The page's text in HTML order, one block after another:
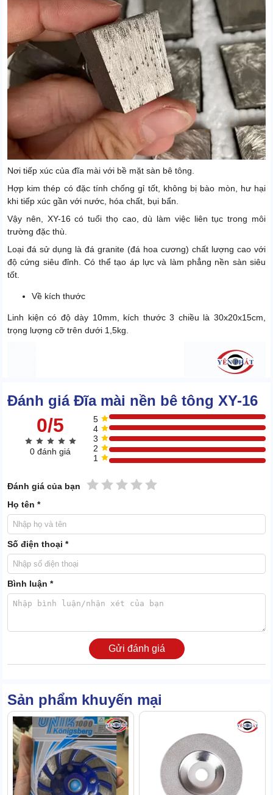
Nơi tiếp xúc của đĩa mài với bề mặt sàn bê tông.
Hợp kim thép có đặc tính chống gỉ tốt, không bị bào mòn, hư hại
khi tiếp xúc gần với nước, hóa chất, bụi bẩn.
Vậy nên, XY-16 có tuổi thọ cao, dù làm việc liên tục trong môi
trường đặc thù.
Loại đá sử dụng là đá granite (đá hoa cương) chất lượng cao với
độ cứng siêu đỉnh. Có thể tạo áp lực và làm phẳng nền sàn siêu
tốt.
Về kích thước
Linh kiện có độ dày 10mm, kích thước 3 chiều là 30x20x15cm,
trọng lượng cỡ trên dưới 1,5kg.
Trọng lượng đĩa mài không đáng kể, kích thước của phụ tùng này
cũng khá nhỏ gọn. Bạn có thể đóng gói, mang theo cực dễ dàng.
Về kiểu dáng, kết cấu
Sản phẩm có hình thù khá đặc biệt, đường viền uốn lượn mềm
Khung của đĩa mài được gắn chặt với phiến đá. Số lượng phiến đá
ở mặt dưới là 2 chiếc, có tạo hình na ná hình chữ nhật, ăn khớp
với đường viền khuôn.
Đánh giá Đĩa mài nền bê tông XY-16
0/5
0 đánh giá
5
4
3
2
1
Đánh giá của bạn 5 sao
4 sao
3 sao
2 sao
1 sao
Họ tên *
Số điện thoại *
Bình luận *
Gửi đánh giá
Sản phẩm khuyến mại